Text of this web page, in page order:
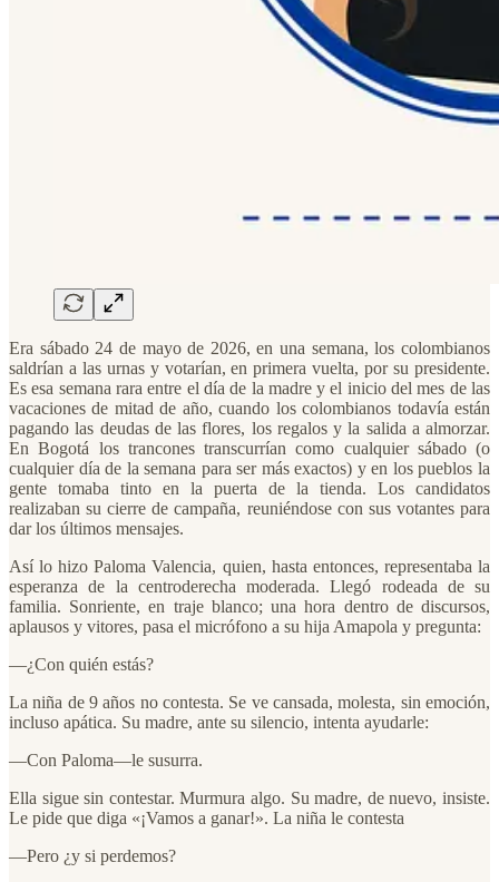
Era sábado 24 de mayo de 2026, en una semana, los colombianos
saldrían a las urnas y votarían, en primera vuelta, por su presidente.
Es esa semana rara entre el día de la madre y el inicio del mes de las
vacaciones de mitad de año, cuando los colombianos todavía están
pagando las deudas de las flores, los regalos y la salida a almorzar.
En Bogotá los trancones transcurrían como cualquier sábado (o
cualquier día de la semana para ser más exactos) y en los pueblos la
gente tomaba tinto en la puerta de la tienda. Los candidatos
realizaban su cierre de campaña, reuniéndose con sus votantes para
dar los últimos mensajes.
Así lo hizo Paloma Valencia, quien, hasta entonces, representaba la
esperanza de la centroderecha moderada. Llegó rodeada de su
familia. Sonriente, en traje blanco; una hora dentro de discursos,
aplausos y vitores, pasa el micrófono a su hija Amapola y pregunta:
—¿Con quién estás?
La niña de 9 años no contesta. Se ve cansada, molesta, sin emoción,
incluso apática. Su madre, ante su silencio, intenta ayudarle:
—Con Paloma—le susurra.
Ella sigue sin contestar. Murmura algo. Su madre, de nuevo, insiste.
Le pide que diga «¡Vamos a ganar!». La niña le contesta
—Pero ¿y si perdemos?